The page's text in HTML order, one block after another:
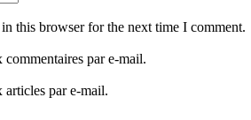
this browser for the next time I comment.
par e-mail.
articles par e-mail.